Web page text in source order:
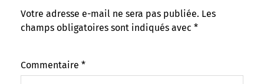
Votre adresse e-mail ne sera pas publiée. Les
champs obligatoires sont indiqués avec *
Commentaire *